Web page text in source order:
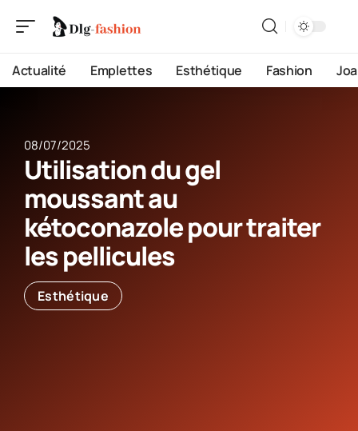
Actualité Emplettes Esthétique Fashion
08/07/2025
Utilisation du gel
moussant au
kétoconazole pour traiter
les pellicules
Esthétique